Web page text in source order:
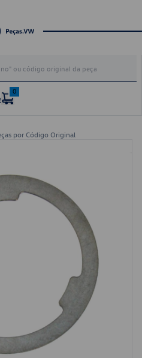
0
por Código Original